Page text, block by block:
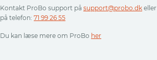
Kontakt ProBo support på support@probo.dk eller
på telefon: 71 99 26 55
Du kan læse mere om ProBo her